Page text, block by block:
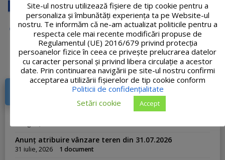
DOCUMENTE RECENTE
Publicație de căsătorie din 03.08.2026
Anunț atribuire vânzare teren din 31.07.2026
31 iulie, 2026 1 document
Site-ul nostru utilizează fişiere de tip cookie pentru a
personaliza și îmbunătăți experiența ta pe Website-ul
nostru. Te informăm că ne-am actualizat politicile pentru a
respecta cele mai recente modificări propuse de
Regulamentul (UE) 2016/679 privind protecția
persoanelor fizice în ceea ce privește prelucrarea datelor
cu caracter personal și privind libera circulație a acestor
date. Prin continuarea navigării pe site-ul nostru confirmi
acceptarea utilizării fişierelor de tip cookie conform
Politicii de confidențialitate
Setări cookie
Accept